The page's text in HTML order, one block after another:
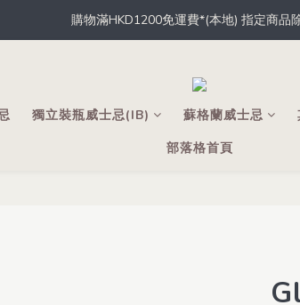
香港法律，不得於業務過程中，向未成年人士售賣或
購物滿HKD1200免運費*(本地) 指定商品除
獨立裝瓶威士忌(IB) 蘇格蘭威士忌
部落格首頁